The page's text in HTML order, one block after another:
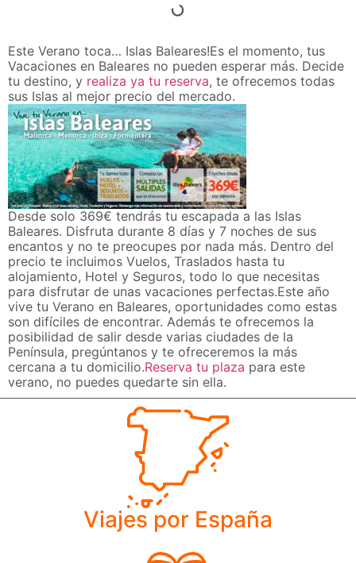
Este Verano toca… Islas Baleares!Es el momento, tus
Vacaciones en Baleares no pueden esperar más. Decide
tu destino, y realiza ya tu reserva, te ofrecemos todas
sus Islas al mejor precio del mercado.
Desde solo 369€ tendrás tu escapada a las Islas
Baleares. Disfruta durante 8 días y 7 noches de sus
encantos y no te preocupes por nada más. Dentro del
precio te incluimos Vuelos, Traslados hasta tu
alojamiento, Hotel y Seguros, todo lo que necesitas
para disfrutar de unas vacaciones perfectas.Este año
vive tu Verano en Baleares, oportunidades como estas
son difíciles de encontrar. Además te ofrecemos la
posibilidad de salir desde varias ciudades de la
Península, pregúntanos y te ofreceremos la más
cercana a tu domicilio.Reserva tu plaza para este
verano, no puedes quedarte sin ella.
Viajes por España